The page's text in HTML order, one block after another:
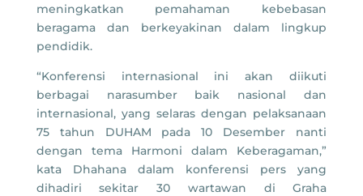
meningkatkan pemahaman kebebasan
beragama dan berkeyakinan dalam lingkup
pendidik.
“Konferensi internasional ini akan diikuti
berbagai narasumber baik nasional dan
internasional, yang selaras dengan pelaksanaan
75 tahun DUHAM pada 10 Desember nanti
dengan tema Harmoni dalam Keberagaman,”
kata Dhahana dalam konferensi pers yang
dihadiri sekitar 30 wartawan di Graha